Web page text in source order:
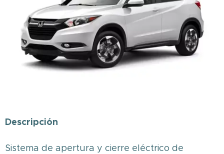
Descripción
Sistema de apertura y cierre eléctrico de